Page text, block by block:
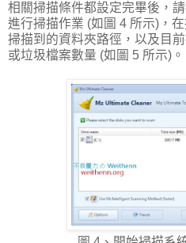
相關掃描條件都設定完畢後，
進行掃描作業 (如圖 4 所示)，
掃描到的資料夾路徑，以及目
或垃圾檔案數量 (如圖 5 所示)。